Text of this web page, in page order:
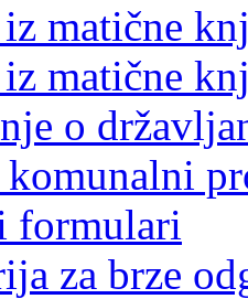
matične
matične
o
formulari
za brze